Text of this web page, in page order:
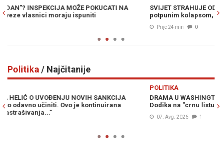
SVIJET STRAHUJE OD NOVOG KRVOPROLIĆA: Krhko primirje pred
potpunim kolapsom, Huti kreću u konačni obračun
Politika / Najčitanije
DRAMA U WASHINGTONU: Kongresmeni traže vraćanje Milorada
Dodika na "crnu listu", ali ni to nije sve...
07. Avg. 2026